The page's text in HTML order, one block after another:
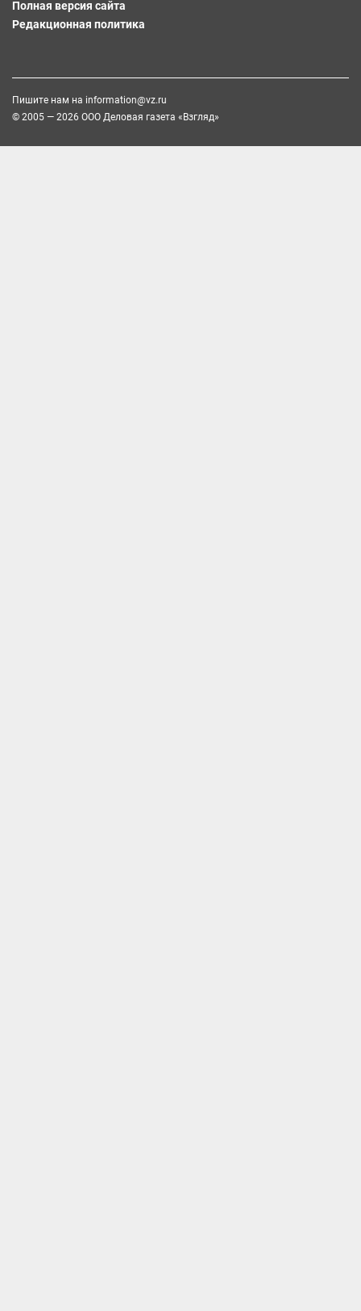
Полная версия сайта
Редакционная политика
Пишите нам на information@vz.ru
© 2005 — 2026 ООО Деловая газета «Взгляд»